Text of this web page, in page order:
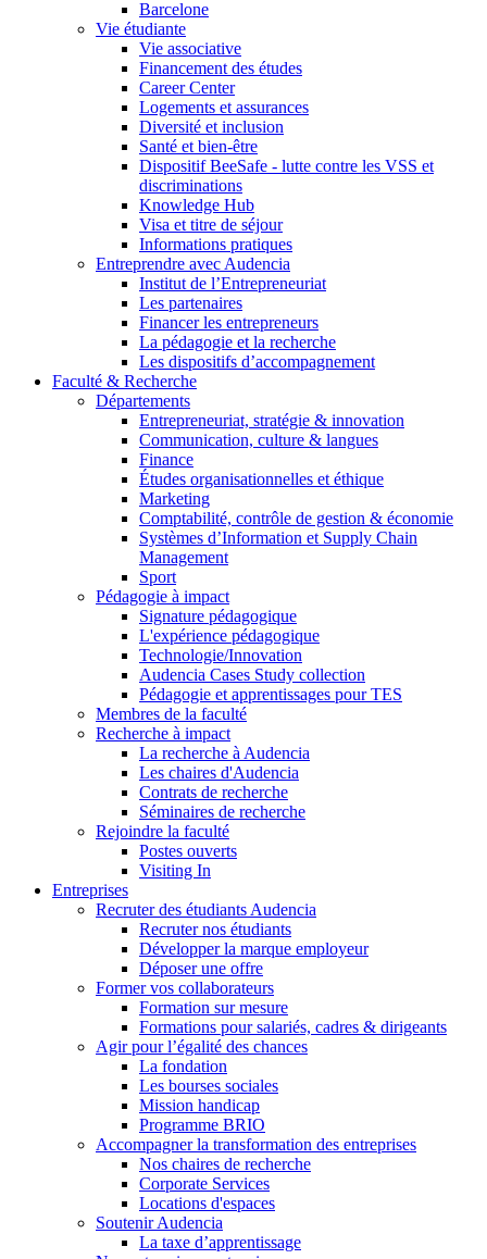
Barcelone
Vie étudiante
Vie associative
Financement des études
Career Center
Logements et assurances
Diversité et inclusion
Santé et bien-être
Dispositif BeeSafe - lutte contre les VSS et
discriminations
Knowledge Hub
Visa et titre de séjour
Informations pratiques
Entreprendre avec Audencia
Institut de l’Entrepreneuriat
Les partenaires
Financer les entrepreneurs
La pédagogie et la recherche
Les dispositifs d’accompagnement
Faculté & Recherche
Départements
Entrepreneuriat, stratégie & innovation
Communication, culture & langues
Finance
Études organisationnelles et éthique
Marketing
Comptabilité, contrôle de gestion & économie
Systèmes d’Information et Supply Chain
Management
Sport
Pédagogie à impact
Signature pédagogique
L'expérience pédagogique
Technologie/Innovation
Audencia Cases Study collection
Pédagogie et apprentissages pour TES
Membres de la faculté
Recherche à impact
La recherche à Audencia
Les chaires d'Audencia
Contrats de recherche
Séminaires de recherche
Rejoindre la faculté
Postes ouverts
Visiting In
Entreprises
Recruter des étudiants Audencia
Recruter nos étudiants
Développer la marque employeur
Déposer une offre
Former vos collaborateurs
Formation sur mesure
Formations pour salariés, cadres & dirigeants
Agir pour l’égalité des chances
La fondation
Les bourses sociales
Mission handicap
Programme BRIO
Accompagner la transformation des entreprises
Nos chaires de recherche
Corporate Services
Locations d'espaces
Soutenir Audencia
La taxe d’apprentissage